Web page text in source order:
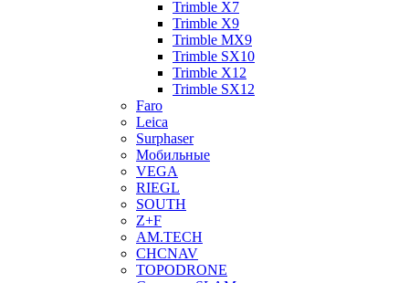
Trimble X7
Trimble X9
Trimble MX9
Trimble SX10
Trimble X12
Trimble SX12
Faro
Leica
Surphaser
Мобильные
VEGA
RIEGL
SOUTH
Z+F
AM.TECH
CHCNAV
TOPODRONE